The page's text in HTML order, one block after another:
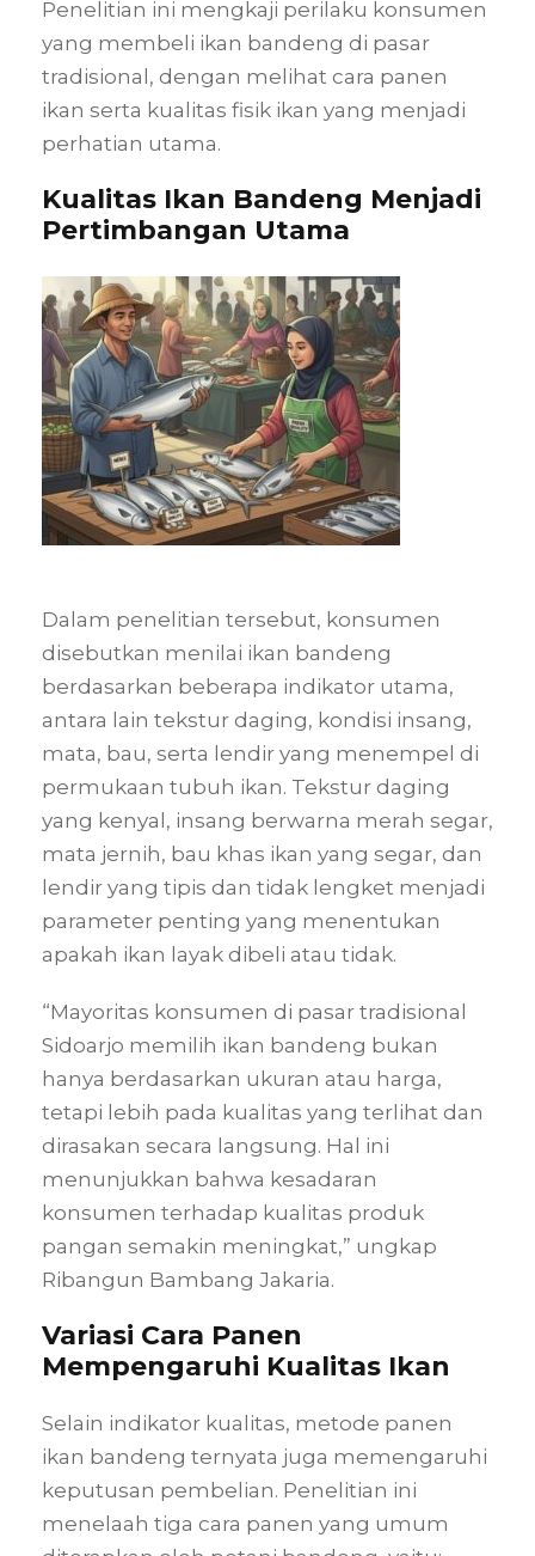
Penelitian ini mengkaji perilaku konsumen
yang membeli ikan bandeng di pasar
tradisional, dengan melihat cara panen
ikan serta kualitas fisik ikan yang menjadi
perhatian utama.
Kualitas Ikan Bandeng Menjadi
Pertimbangan Utama
Dalam penelitian tersebut, konsumen
disebutkan menilai ikan bandeng
berdasarkan beberapa indikator utama,
antara lain tekstur daging, kondisi insang,
mata, bau, serta lendir yang menempel di
permukaan tubuh ikan. Tekstur daging
yang kenyal, insang berwarna merah segar,
mata jernih, bau khas ikan yang segar, dan
lendir yang tipis dan tidak lengket menjadi
parameter penting yang menentukan
apakah ikan layak dibeli atau tidak.
“Mayoritas konsumen di pasar tradisional
Sidoarjo memilih ikan bandeng bukan
hanya berdasarkan ukuran atau harga,
tetapi lebih pada kualitas yang terlihat dan
dirasakan secara langsung. Hal ini
menunjukkan bahwa kesadaran
konsumen terhadap kualitas produk
pangan semakin meningkat,” ungkap
Ribangun Bambang Jakaria.
Variasi Cara Panen
Mempengaruhi Kualitas Ikan
Selain indikator kualitas, metode panen
ikan bandeng ternyata juga memengaruhi
keputusan pembelian. Penelitian ini
menelaah tiga cara panen yang umum